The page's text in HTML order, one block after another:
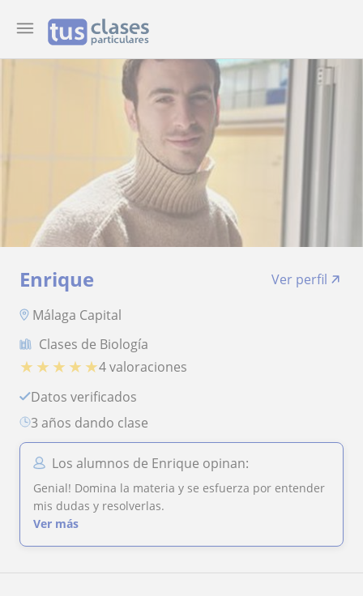
Enrique
Ver perfil
Málaga Capital
Clases de Biología
★ ★ ★ ★ ★4 valoraciones
Datos verificados
3 años dando clase
Los alumnos de Enrique opinan:
Genial! Domina la materia y se esfuerza por entender
mis dudas y resolverlas.
Ver más